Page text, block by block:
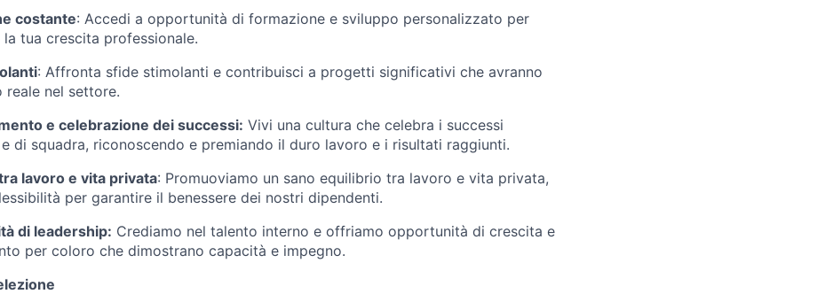
costante: Accedi a opportunità di formazione e sviluppo personalizzato per
la tua crescita professionale.
: Affronta sfide stimolanti e contribuisci a progetti significativi che avranno
reale nel settore.
e celebrazione dei successi: Vivi una cultura che celebra i successi
di squadra, riconoscendo e premiando il duro lavoro e i risultati raggiunti.
lavoro e vita privata: Promuoviamo un sano equilibrio tra lavoro e vita privata,
per garantire il benessere dei nostri dipendenti.
di leadership: Crediamo nel talento interno e offriamo opportunità di crescita e
per coloro che dimostrano capacità e impegno.